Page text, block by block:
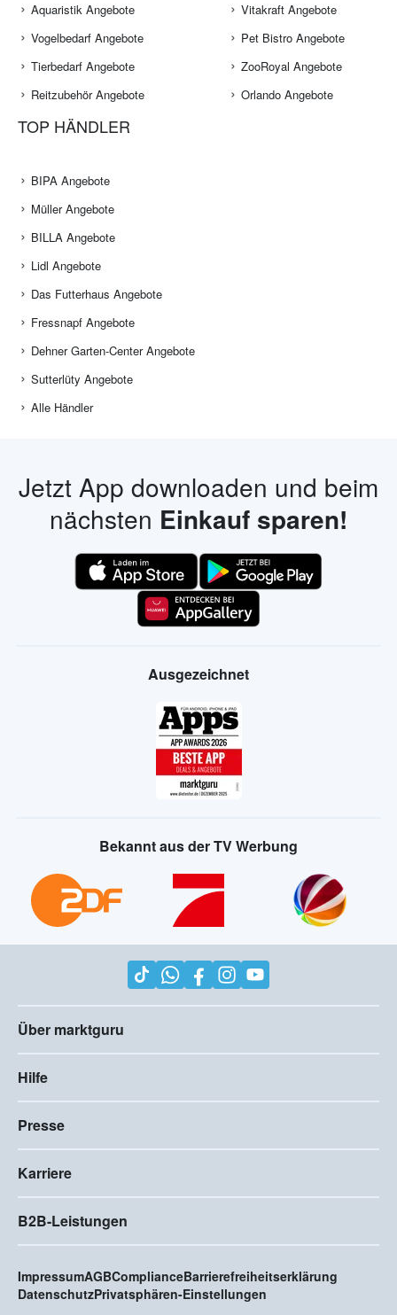
Aquaristik Angebote
Vogelbedarf Angebote
Tierbedarf Angebote
Reitzubehör Angebote
Vitakraft Angebote
Pet Bistro Angebote
ZooRoyal Angebote
Orlando Angebote
TOP HÄNDLER
BIPA Angebote
Müller Angebote
BILLA Angebote
Lidl Angebote
Das Futterhaus Angebote
Fressnapf Angebote
Dehner Garten-Center Angebote
Sutterlüty Angebote
Alle Händler
Jetzt App downloaden und beim
nächsten Einkauf sparen!
Ausgezeichnet
Bekannt aus der TV Werbung
Über marktguru
Hilfe
Presse
Karriere
B2B-Leistungen
ImpressumAGBComplianceBarrierefreiheitserklärung
DatenschutzPrivatsphären-Einstellungen